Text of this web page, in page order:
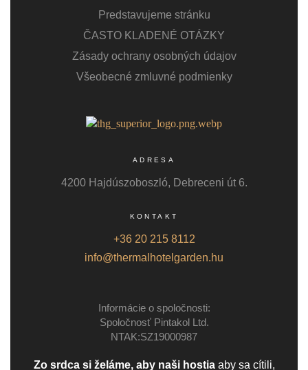
Predstavujeme stránku
ČASTO KLADENÉ OTÁZKY
Zásady ochrany osobných údajov
Všeobecné zmluvné podmienky
ADRESA
4200 Hajdúszoboszló, Debreceni út 6.
KONTAKT
+36 20 215 8112
info@thermalhotelgarden.hu
Informácie o spoločnosti:
Spoločnosť Pintakol Ltd.
NTAK:SZ19000987
Zo srdca si želáme, aby naši hostiaaby sa cítili,